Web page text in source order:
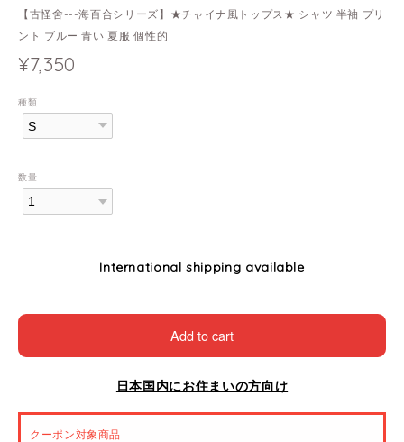
【古怪舍---海百合シリーズ】★チャイナ風トップス★ シャツ 半袖 プリ
ント ブルー 青い 夏服 個性的
¥7,350
種類
数量
International shipping available
Add to cart
日本国内にお住まいの方向け
クーポン対象商品